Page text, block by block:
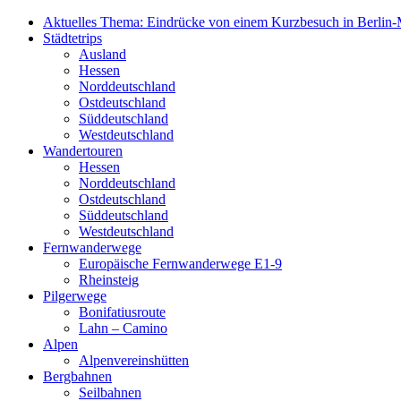
Aktuelles Thema: Eindrücke von einem Kurzbesuch in
Städtetrips
Ausland
Hessen
Norddeutschland
Ostdeutschland
Süddeutschland
Westdeutschland
Wandertouren
Hessen
Norddeutschland
Ostdeutschland
Süddeutschland
Westdeutschland
Fernwanderwege
Europäische Fernwanderwege E1-9
Rheinsteig
Pilgerwege
Bonifatiusroute
Lahn – Camino
Alpen
Alpenvereinshütten
Bergbahnen
Seilbahnen